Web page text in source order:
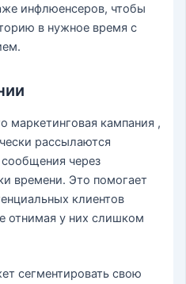
инфлюенсеров, чтобы
в нужное время с
маркетинговая кампания ,
рассылаются
через
времени. Это помогает
клиентов
отнимая у них слишком
сегментировать свою